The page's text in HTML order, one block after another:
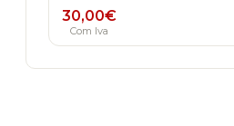
30,00€
Com Iva